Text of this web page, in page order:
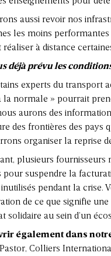
aussi revoir nos
les moins performantes
à distance
déjà prévu les
experts du transport
la normale » pourrait
aurons des
des frontières des pays
organiser la reprise
plusieurs fournisseurs
pour suspendre la
pendant la crise.
de ce que signifie
solidaire au sein d’un
également dans
Colliers